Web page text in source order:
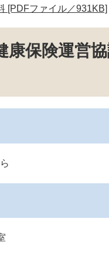
[PDFファイル／931KB]
康保険運営